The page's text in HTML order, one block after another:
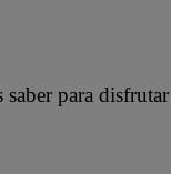
saber para